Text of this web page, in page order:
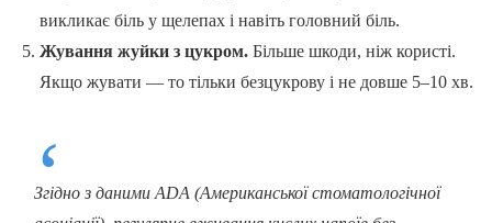
викликає біль у щелепах і навіть головний біль.
Жування жуйки з цукром.Більше шкоди, ніж користі.
Якщо жувати — то тільки безцукрову і не довше 5–10 хв.
Згідно з даними ADA (Американської стоматологічної